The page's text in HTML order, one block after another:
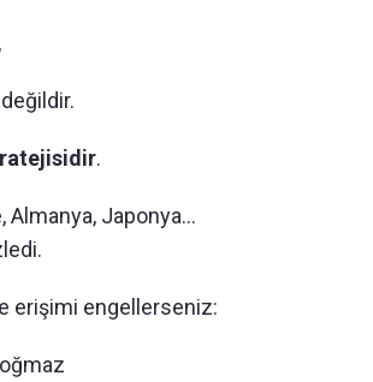
.
Almanya, Japonya…
erişimi engellerseniz: